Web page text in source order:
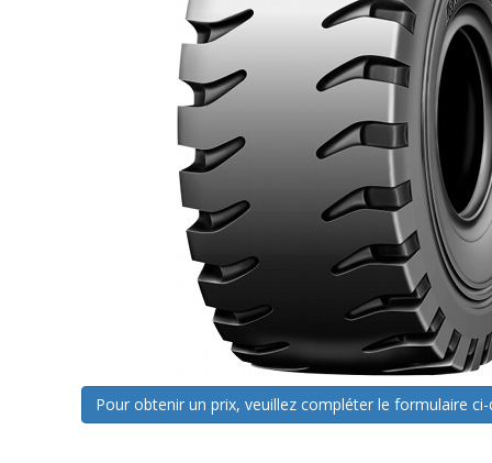
Pour obtenir un prix, veuillez compléter le formulaire